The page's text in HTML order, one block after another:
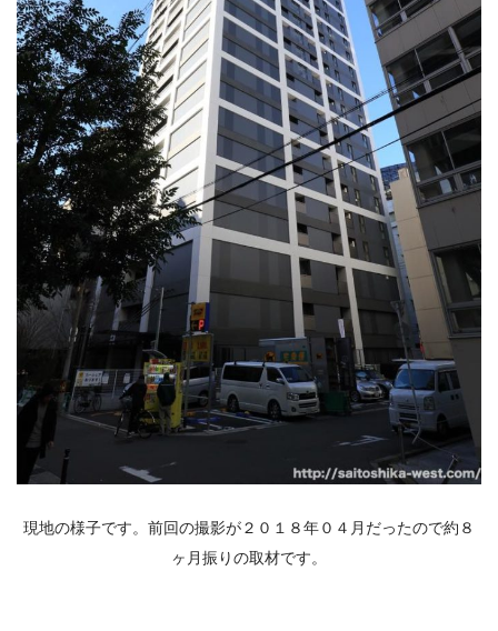
現地の様子です。前回の撮影が２０１８年０４月だったので約８
ヶ月振りの取材です。